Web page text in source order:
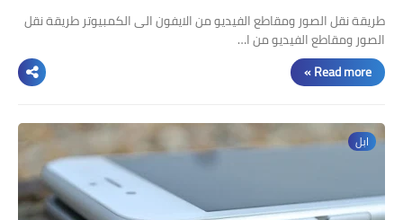
طريقة نقل الصور ومقاطع الفيديو من الايفون الى الكمبيوتر طريقة نقل
الصور ومقاطع الفيديو من ا…
Read more »
ابل